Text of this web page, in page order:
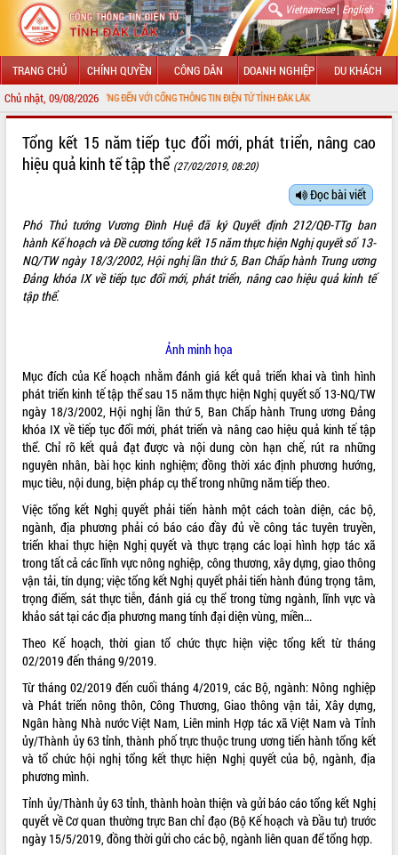
Vietnamese| English
TRANG CHỦ CHÍNH QUYỀN CÔNG DÂN DOANH NGHIỆP DU KHÁCH
Chủ nhật, 09/08/2026
CHÀO MỪNG ĐẾN VỚI CỔNG THÔNG TIN ĐIỆN TỬ TỈNH ĐẮK LẮK
LÃNH ĐẠO UBND TỈNH
SỞ, BAN, NGÀNH
UBND CÁC XÃ, PHƯỜNG
VĂN BẢN HĐND TỈNH
ĐIỂM TIN VĂN BẢN
QUY HOẠCH - KẾ HOẠCH
VIDEO
Tổng kết 15 năm tiếp tục đổi mới, phát triển, nâng cao
hiệu quả kinh tế tập thể (27/02/2019, 08:20)
Đọc bài viết
Phó Thủ tướng Vương Đình Huệ đã ký Quyết định 212/QĐ-TTg ban
hànhKế hoạch và Đề cương tổng kết 15 năm thực hiện Nghị quyết số 13-
NQ/TW ngày 18/3/2002, Hội nghị lần thứ 5, Ban Chấp hành Trung ương
Đảng khóa IX về tiếp tục đổi mới, phát triển, nâng cao hiệu quả kinh tế
tập thể.
Ảnh minh họa
Mục đích của Kế hoạch nhằm đánh giá kết quả triển khai và tình hình
phát triển kinh tế tập thể sau 15 năm thực hiện Nghị quyết số 13-NQ/TW
ngày 18/3/2002, Hội nghị lần thứ 5, Ban Chấp hành Trung ương Đảng
khóa IX về tiếp tục đổi mới, phát triển và nâng cao hiệu quả kinh tế tập
thể. Chỉ rõ kết quả đạt được và nội dung còn hạn chế, rút ra những
nguyên nhân, bài học kinh nghiệm; đồng thời xác định phương hướng,
mục tiêu, nội dung, biện pháp cụ thể trong những năm tiếp theo.
Việc tổng kết Nghị quyết phải tiến hành một cách toàn diện, các bộ,
ngành, địa phương phải có báo cáo đầy đủ về công tác tuyên truyền,
triển khai thực hiện Nghị quyết và thực trạng các loại hình hợp tác xã
trong tất cả các lĩnh vực nông nghiệp, công thương, xây dựng, giao thông
vận tải, tín dụng; việc tổng kết Nghị quyết phải tiến hành đúng trọng tâm,
trọng điểm, sát thực tiễn, đánh giá cụ thể trong từng ngành, lĩnh vực và
khảo sát tại các địa phương mang tính đại diện vùng, miền...
Theo Kế hoạch, thời gian tổ chức thực hiện việc tổng kết từ tháng
02/2019 đến tháng 9/2019.
Từ tháng 02/2019 đến cuối tháng 4/2019, các Bộ, ngành: Nông nghiệp
và Phát triển nông thôn, Công Thương, Giao thông vận tải, Xây dựng,
Ngân hàng Nhà nước Việt Nam, Liên minh Hợp tác xã Việt Nam và Tỉnh
ủy/Thành ủy 63 tỉnh, thành phố trực thuộc trung ương tiến hành tổng kết
và tổ chức hội nghị tổng kết thực hiện Nghị quyết của bộ, ngành, địa
phương mình.
Tỉnh ủy/Thành ủy 63 tỉnh, thành hoàn thiện và gửi báo cáo tổng kết Nghị
quyết về Cơ quan thường trực Ban chỉ đạo (Bộ Kế hoạch và Đầu tư) trước
ngày 15/5/2019, đồng thời gửi cho các bộ, ngành liên quan để tổng hợp.